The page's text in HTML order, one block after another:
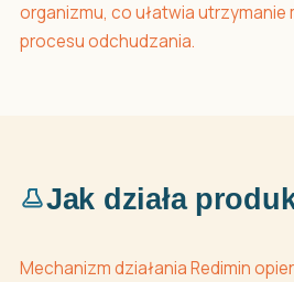
organizmu, co ułatwia
procesu odchudzania.
Jak działa
Mechanizm działania Redimin